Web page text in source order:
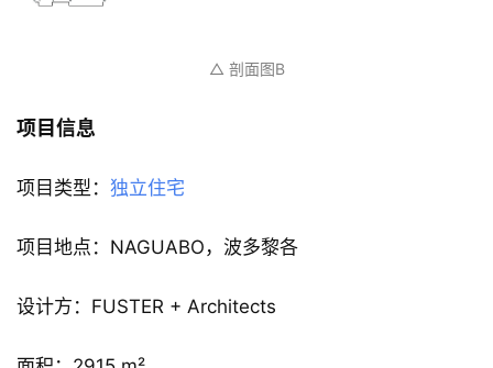
△ 剖面图B
项目信息
项目类型： 独立住宅
项目地点：NAGUABO，波多黎各
设计方：FUSTER + Architects